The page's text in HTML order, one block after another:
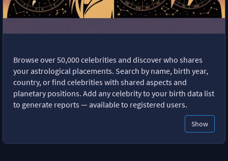
Browse over 50,000 celebrities and discover who shares
your astrological placements. Search by name, birth year,
country, or find celebrities with shared aspects and
planetary positions. Add any celebrity to your birth data list
to generate reports — available to registered users.
Show